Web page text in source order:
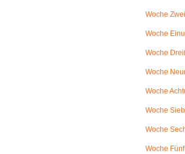
Woche
Woche
Woche
Woche
Woche
Woche
Woche
Woche